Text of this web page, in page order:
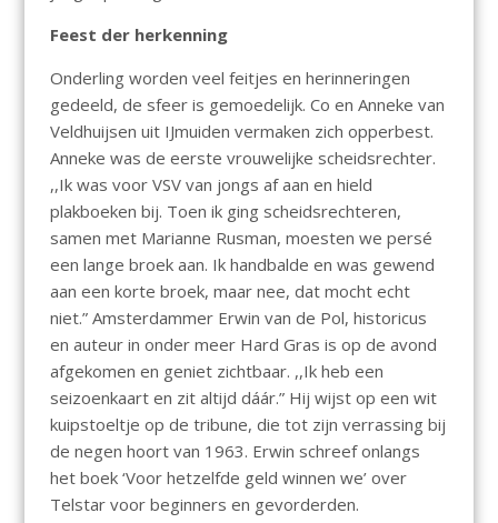
Feest der herkenning
Onderling worden veel feitjes en herinneringen
gedeeld, de sfeer is gemoedelijk. Co en Anneke van
Veldhuijsen uit IJmuiden vermaken zich opperbest.
Anneke was de eerste vrouwelijke scheidsrechter.
,,Ik was voor VSV van jongs af aan en hield
plakboeken bij. Toen ik ging scheidsrechteren,
samen met Marianne Rusman, moesten we persé
een lange broek aan. Ik handbalde en was gewend
aan een korte broek, maar nee, dat mocht echt
niet.” Amsterdammer Erwin van de Pol, historicus
en auteur in onder meer Hard Gras is op de avond
afgekomen en geniet zichtbaar. ,,Ik heb een
seizoenkaart en zit altijd dáár.” Hij wijst op een wit
kuipstoeltje op de tribune, die tot zijn verrassing bij
de negen hoort van 1963. Erwin schreef onlangs
het boek ‘Voor hetzelfde geld winnen we’ over
Telstar voor beginners en gevorderden.